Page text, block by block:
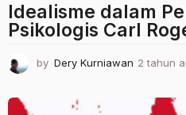
Idealisme dalam
Psikologis Carl
by Dery Kurniawan 2 tahun